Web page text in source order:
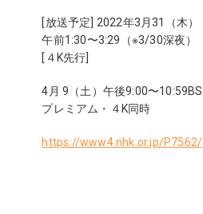
[放送予定] 2022年3⽉31（⽊）
午前1:30〜3:29（※3/30深夜）
[４K先⾏]
4⽉ 9（⼟）午後9:00〜10:59BS
プレミアム・４K同時
https://www4.nhk.or.jp/P7562/